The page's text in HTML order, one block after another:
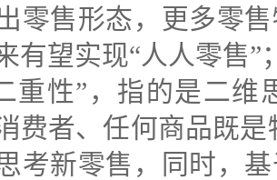
零售形态，更多零
有望实现“人人零售”
重性”，指的是二
费者、任何商品既
考新零售，同时，